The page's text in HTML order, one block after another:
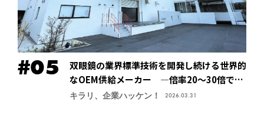
双眼鏡の業界標準技術を開発し続ける世界的
なOEM供給メーカー ―倍率20～30倍でも
像が安定する手振れ防止技術で特許取得、今
キラリ、企業ハッケン！ 2026.03.31